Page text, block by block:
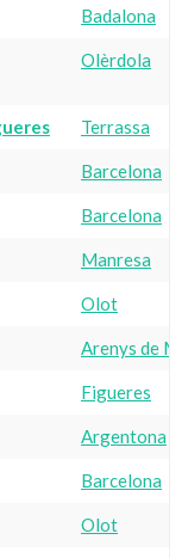
Badalona
Olèrdola
Terrassa
Barcelona
Barcelona
Manresa
Olot
Arenys de
Figueres
Argentona
Barcelona
Olot